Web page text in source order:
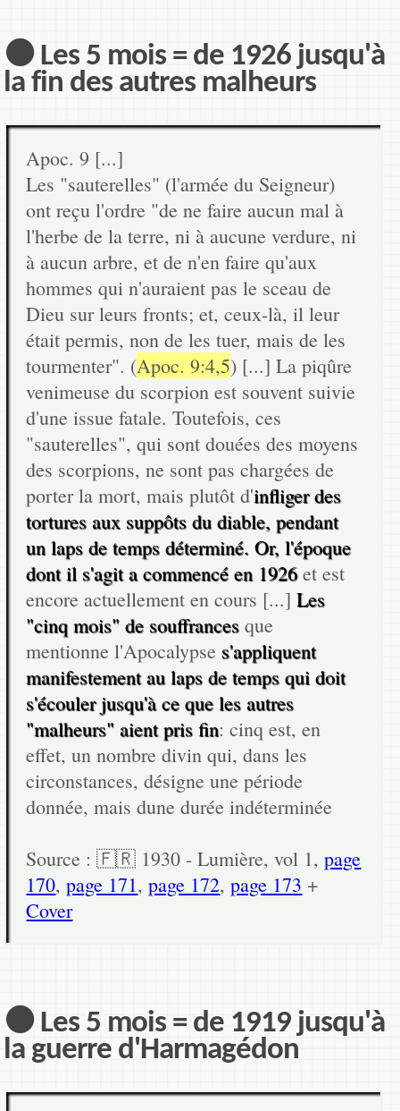
⚫ Les 5 mois = de 1926 jusqu'à
la fin des autres malheurs
Apoc. 9 [...]
Les "sauterelles" (l'armée du Seigneur)
ont reçu l'ordre "de ne faire aucun mal à
l'herbe de la terre, ni à aucune verdure, ni
à aucun arbre, et de n'en faire qu'aux
hommes qui n'auraient pas le sceau de
Dieu sur leurs fronts; et, ceux-là, il leur
était permis, non de les tuer, mais de les
tourmenter". (Apoc. 9:4,5) [...] La piqûre
venimeuse du scorpion est souvent suivie
d'une issue fatale. Toutefois, ces
"sauterelles", qui sont douées des moyens
des scorpions, ne sont pas chargées de
porter la mort, mais plutôt d'infliger des
tortures aux suppôts du diable, pendant
un laps de temps déterminé. Or, l'époque
dont il s'agit a commencé en 1926et est
encore actuellement en cours [...]Les
"cinq mois" de souffrances que
mentionne l'Apocalypse s'appliquent
manifestement au laps de temps qui doit
s'écouler jusqu'à ce que les autres
"malheurs" aient pris fin: cinq est, en
effet, un nombre divin qui, dans les
circonstances, désigne une période
donnée, mais dune durée indéterminée
Source : 🇫🇷 1930 - Lumière, vol 1,page
170,page 171,page 172,page 173 +
Cover
⚫ Les 5 mois = de 1919 jusqu'à
la guerre d'Harmagédon